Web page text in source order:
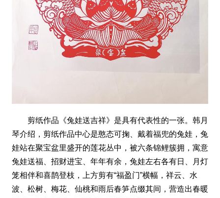
剪纸作品《兔娃送吉祥》是具有代表性的一张。韩月
琴介绍，剪纸作品中心是憨态可掬、戴着福兜的兔娃，兔
娃站在聚宝盆里盛开的莲花丛中，被六条锦鲤簇拥，寓意
兔娃送福、招财进宝、年年有余，兔娃左右各有日、月灯
笼相伴和喜鹊登枝，上方剪有“福盈门”横幅，祥云、水
波、松树、梅花、仙桃和雨后春笋点缀其间，营造出春暖